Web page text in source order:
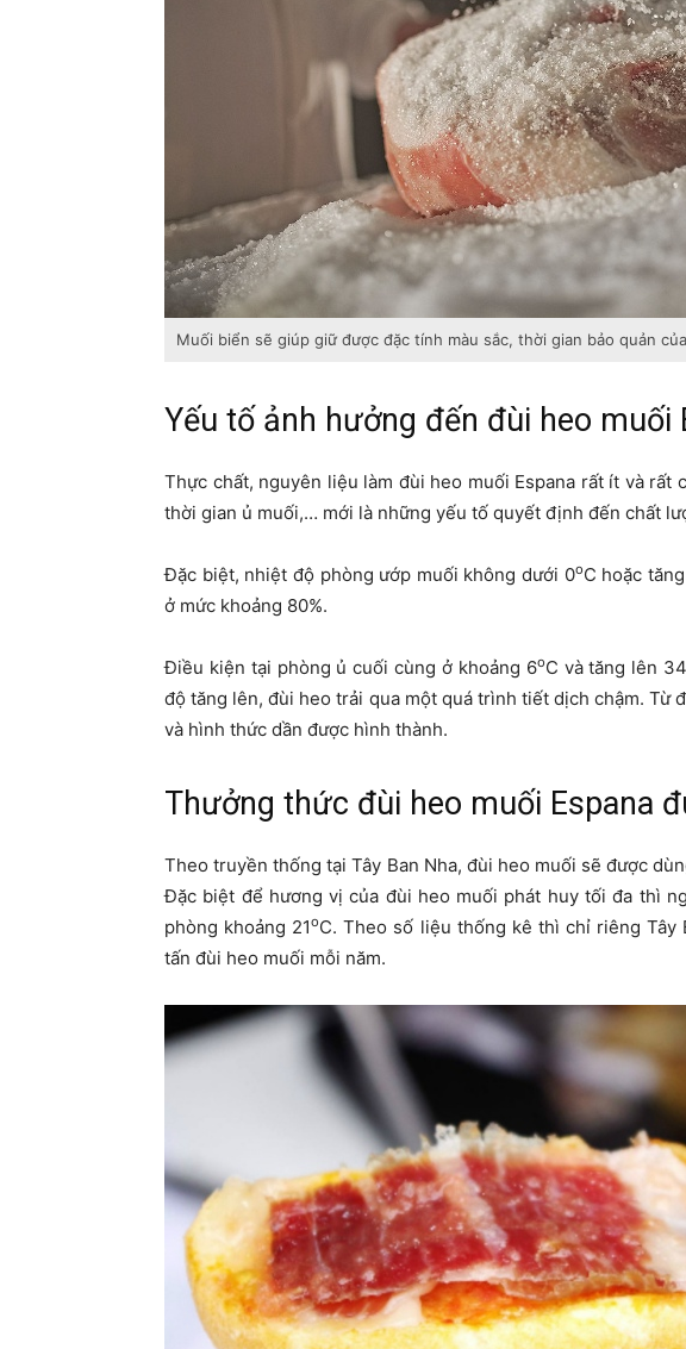
Muối biển sẽ giúp giữ được đặc tính màu sắc, thời gian bảo quản
Yếu tố ảnh hưởng đến đùi heo muối
Thực chất, nguyên liệu làm đùi heo muối Espana rất ít và rất
thời gian ủ muối,… mới là những yếu tố quyết định đến chất
Đặc biệt, nhiệt độ phòng ướp muối không dưới 0oC hoặc
ở mức khoảng 80%.
Điều kiện tại phòng ủ cuối cùng ở khoảng 6oC và tăng lên
độ tăng lên, đùi heo trải qua một quá trình tiết dịch chậm. Từ
và hình thức dần được hình thành.
Thưởng thức đùi heo muối Espana
Theo truyền thống tại Tây Ban Nha, đùi heo muối sẽ được
Đặc biệt để hương vị của đùi heo muối phát huy tối đa thì
phòng khoảng 21oC. Theo số liệu thống kê thì chỉ riêng Tây
tấn đùi heo muối mỗi năm.